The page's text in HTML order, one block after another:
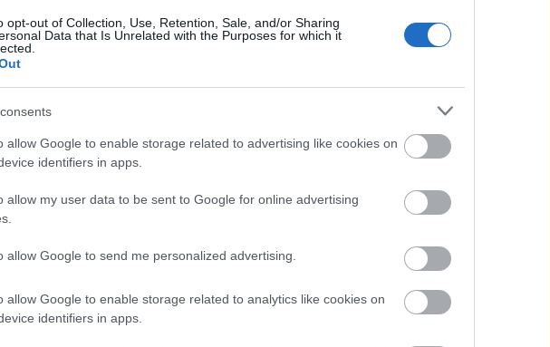
opt-out of Collection, Use, Retention, Sale, and/or Sharing
Data that Is Unrelated with the Purposes for which it
allow Google to enable storage related to advertising like cookies on
identifiers in apps.
allow my user data to be sent to Google for online advertising
allow Google to send me personalized advertising.
allow Google to enable storage related to analytics like cookies on
identifiers in apps.
kívánnak, mint a monogám
vannak alapszabályok. A nyitottság,
előtérbe kerüljön. Először is, fontos
e a párkapcsolatokról.
mik a határaitok, és
a pároknál is, akik komolyan
helyzet, hogy mondjuk egy
ami mégiscsak kínos tud lenni.
ezáltal csökkentve a csalódás